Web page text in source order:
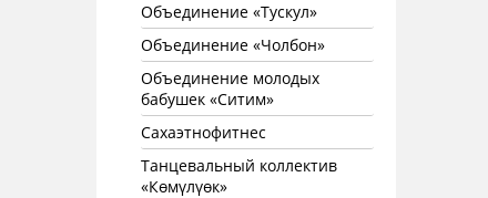
Объединение «Тускул»
Объединение «Чолбон»
Объединение молодых
бабушек «Ситим»
Сахаэтнофитнес
Танцевальный коллектив
«Көмүлүөк»